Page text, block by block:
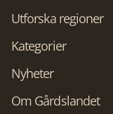
Utforska regioner
Kategorier
Nyheter
Om Gårdslandet